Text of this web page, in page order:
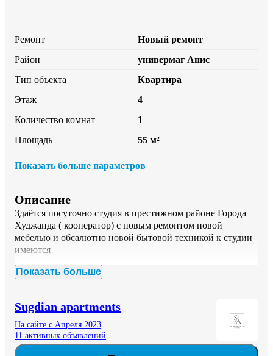
Ремонт
Новый ремонт
Район
универмаг Анис
Тип объекта
Квартира
Этаж
4
Количество комнат
1
Площадь
55 м²
Показать больше параметров
Описание
Здаëтся посуточно студия в престижном районе Города
Худжанда ( кооператор) с новым ремонтом новой
мебелью и обсалютно новой бытовой техникой к студии
имеются
1- Wi-Fi
4- телевизор смарт
5- электрочайник
6- кухоные принадлежности
7- душевые принадлежности
Показать больше
Sugdian apartments
На сайте с Апреля 2023
11 активных объявлений